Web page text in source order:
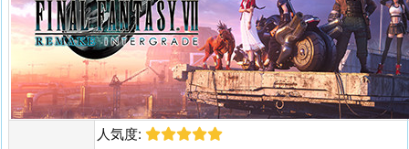
人気度: